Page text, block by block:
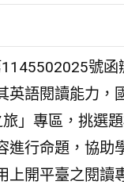
號函
語閱讀能力，
」專區，挑選
行命題，協助
開平臺之閱讀